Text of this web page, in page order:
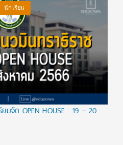
นักเรียน
มจัด OPEN HOUSE : 19 – 20